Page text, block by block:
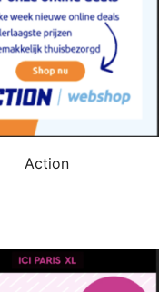
Action